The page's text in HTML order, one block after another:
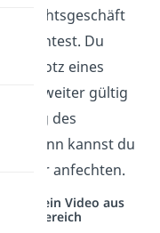
Rechtsgeschäft
möchtest. Du
es trotz eines
weiter gültig
des
Dann kannst du
mehr anfechten.
Hier ein Video aus
Bereich